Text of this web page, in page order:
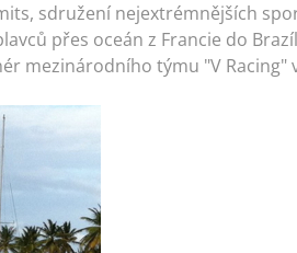
sdružení nejextrémnějších
přes oceán z Francie do
mezinárodního týmu "V Racing"